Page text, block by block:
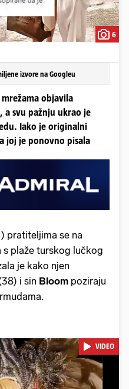
6
izvore na Googleu
objavila
a svu pažnju ukrao je
Iako je originalni
joj je ponovno pisala
pratiteljima se na
s plaže turskog lučkog
je kako njen
i sin Bloom poziraju
VIDEO